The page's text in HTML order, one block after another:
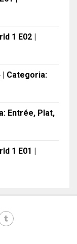
1 E02 |
| Categoria:
Entrée, Plat,
1 E01 |